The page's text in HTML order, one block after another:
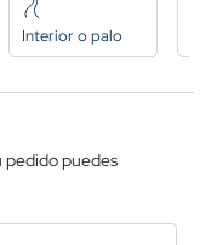
Interior o palo
pedido puedes